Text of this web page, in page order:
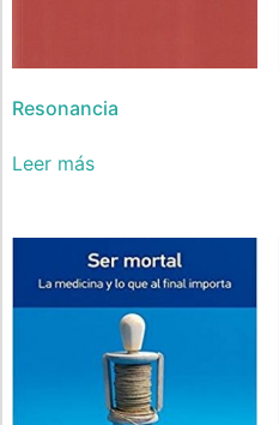
Resonancia
Leer más